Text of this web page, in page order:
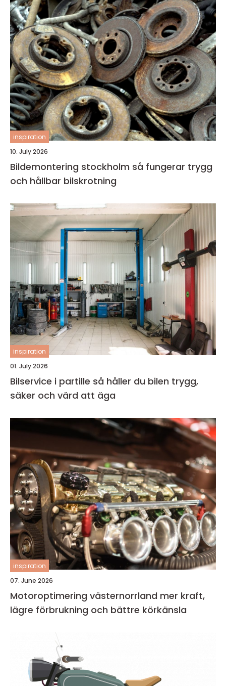
inspiration
10. July 2026
Bildemontering stockholm så fungerar trygg
och hållbar bilskrotning
inspiration
01. July 2026
Bilservice i partille så håller du bilen trygg,
säker och värd att äga
inspiration
07. June 2026
Motoroptimering västernorrland mer kraft,
lägre förbrukning och bättre körkänsla